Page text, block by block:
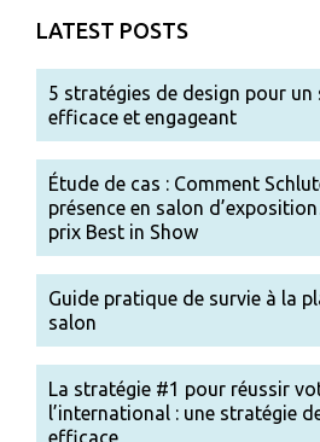
LATEST POSTS
5 stratégies de design pour un
efficace et engageant
Étude de cas : Comment
présence en salon
prix Best in Show
Guide pratique de survie à la
salon
La stratégie #1 pour réussir
l’international : une stratégie
efficace